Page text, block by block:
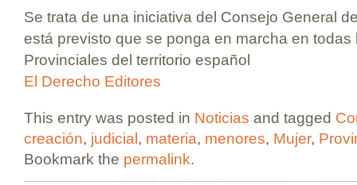
Se trata de una iniciativa del Consejo General
está previsto que se ponga en marcha en todas
Provinciales del territorio español
El Derecho Editores
This entry was posted in Noticias and tagged
creación, judicial , materia, menores, Mujer,
Bookmark the permalink.